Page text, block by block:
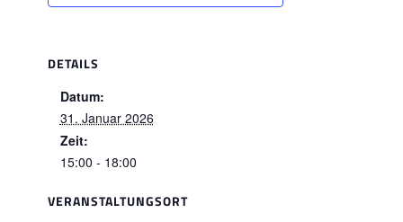
DETAILS
Datum:
31. Januar 2026
Zeit:
15:00 - 18:00
VERANSTALTUNGSORT